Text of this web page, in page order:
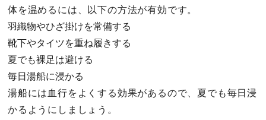
体を温めるには、以下の方法が有効です。
羽織物やひざ掛けを常備する
靴下やタイツを重ね履きする
夏でも裸足は避ける
毎日湯船に浸かる
湯船には血行をよくする効果があるので、夏でも毎日浸
かるようにしましょう。